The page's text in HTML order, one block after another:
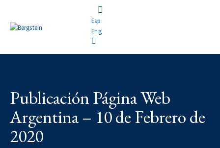
Esp
Eng
Publicación Página Web
Argentina – 10 de Febrero de
2020